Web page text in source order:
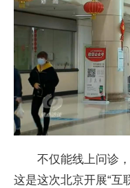
不仅能线上问诊
这是这次北京开展“互